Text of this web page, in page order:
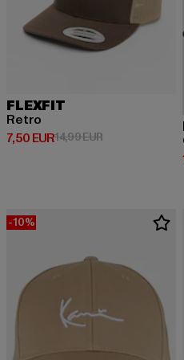
FLEXFIT
Retro
7,50 EUR
Derzeitiger Preis: 7,50 EUR
14,99 EURAktionspreis:
-10%